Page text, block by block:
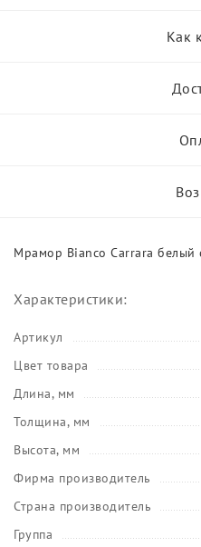
Как
Мрамор Bianco Carrara белый
Характеристики:
Артикул
Цвет товара
Длина, мм
Толщина, мм
Высота, мм
Фирма производитель
Страна производитель
Группа